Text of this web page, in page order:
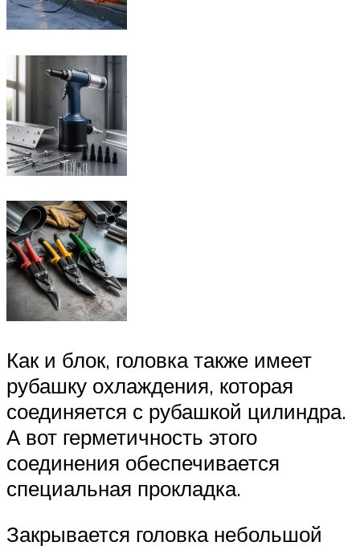
Как и блок, головка также имеет
рубашку охлаждения, которая
соединяется с рубашкой цилиндра.
А вот герметичность этого
соединения обеспечивается
специальная прокладка.
Закрывается головка небольшой